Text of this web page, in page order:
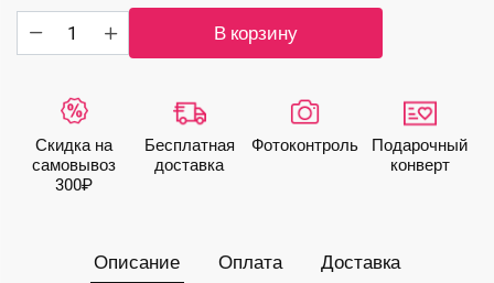
Количество
товара
"Райский
В корзину
Скидка на
самовывоз
300₽
Бесплатная
доставка
Фото­контроль
Подарочный
конверт
Описание Оплата
Доставка